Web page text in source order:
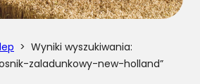
> Wyniki wyszukiwania:
zaladunkowy-new-holland”